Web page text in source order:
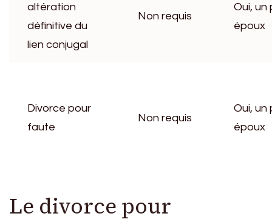
altération
définitive du
lien conjugal
Non requis
Oui, un
époux
Divorce pour
faute
Non requis
Oui, un
époux
Le divorce pour